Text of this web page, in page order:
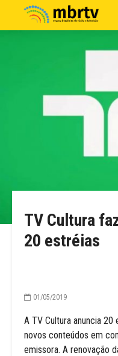
TV Cultura
20 estréias
01/05/2019
A TV Cultura anuncia
novos conteúdos em
emissora. A renovação